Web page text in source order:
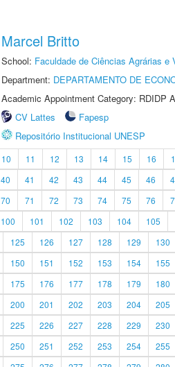
Marcel Britto
School: Faculdade de Ciências Agrárias e
Department: DEPARTAMENTO DE
Academic Appointment Category: RDIDP
CV Lattes
Fapesp
Repositório Institucional UNESP
10 11 12 13 14 15 16
40 41 42 43 44 45 46
70 71 72 73 74 75 76
100 101 102 103 104 105
125 126 127 128 129 130
150 151 152 153 154 155
175 176 177 178 179 180
200 201 202 203 204 205
225 226 227 228 229 230
250 251 252 253 254 255